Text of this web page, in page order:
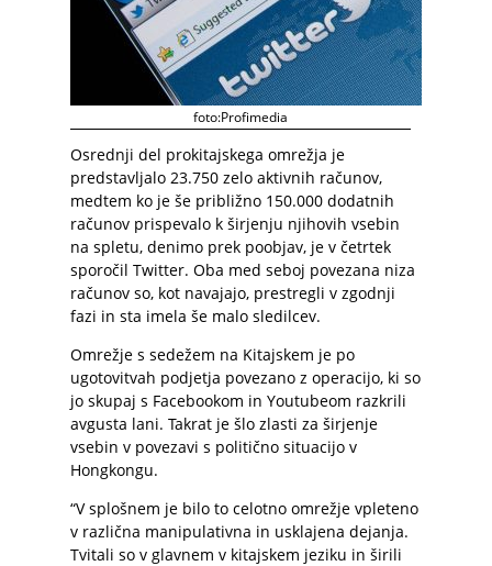
foto:Profimedia
Osrednji del prokitajskega omrežja je
predstavljalo 23.750 zelo aktivnih računov,
medtem ko je še približno 150.000 dodatnih
računov prispevalo k širjenju njihovih vsebin
na spletu, denimo prek poobjav, je v četrtek
sporočil Twitter. Oba med seboj povezana niza
računov so, kot navajajo, prestregli v zgodnji
fazi in sta imela še malo sledilcev.
Omrežje s sedežem na Kitajskem je po
ugotovitvah podjetja povezano z operacijo, ki so
jo skupaj s Facebookom in Youtubeom razkrili
avgusta lani. Takrat je šlo zlasti za širjenje
vsebin v povezavi s politično situacijo v
Hongkongu.
“V splošnem je bilo to celotno omrežje vpleteno
v različna manipulativna in usklajena dejanja.
Tvitali so v glavnem v kitajskem jeziku in širili